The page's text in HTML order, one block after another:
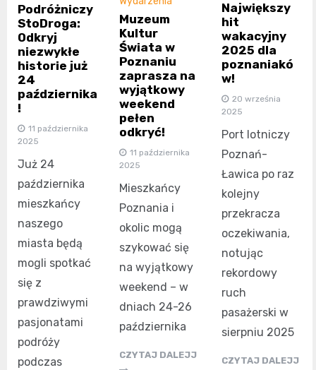
Podróżniczy
StoDroga:
Odkryj
niezwykłe
historie już
24
października
!
11 października
2025
Już 24
października
mieszkańcy
naszego
miasta będą
mogli spotkać
się z
prawdziwymi
pasjonatami
podróży
podczas
Muzeum
Kultur
Świata w
Poznaniu
zaprasza na
wyjątkowy
weekend
pełen
odkryć!
11 października
2025
Mieszkańcy
Poznania i
okolic mogą
szykować się
na wyjątkowy
weekend – w
dniach 24-26
października
CZYTAJ DALEJJ
Największy
hit
wakacyjny
2025 dla
poznaniakó
w!
20 września
2025
Port lotniczy
Poznań-
Ławica po raz
kolejny
przekracza
oczekiwania,
notując
rekordowy
ruch
pasażerski w
sierpniu 2025
CZYTAJ DALEJJ